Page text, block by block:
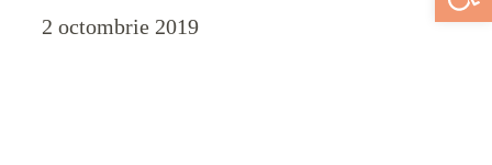
2 octombrie 2019